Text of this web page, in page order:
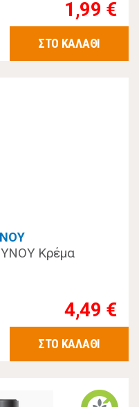
1,99 €
ΣΤΟ ΚΑΛΑΘΙ
Κρέμα
4,49 €
ΣΤΟ ΚΑΛΑΘΙ